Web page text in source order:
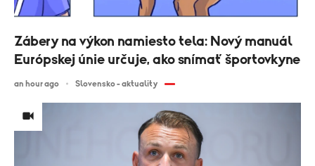
Zábery na výkon namiesto tela: Nový manuál
Európskej únie určuje, ako snímať športovkyne
an hour ago Slovensko - aktuality